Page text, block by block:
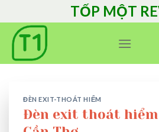
to
content
TỐP MỘT
ĐÈN EXIT-THOÁT HIỂM
Đèn exit thoát